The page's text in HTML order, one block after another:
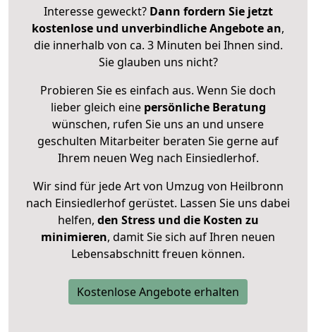
Interesse geweckt? Dann fordern Sie jetzt
kostenlose und unverbindliche Angebote an,
die innerhalb von ca. 3 Minuten bei Ihnen sind.
Sie glauben uns nicht?
Probieren Sie es einfach aus. Wenn Sie doch
lieber gleich eine persönliche Beratung
wünschen, rufen Sie uns an und unsere
geschulten Mitarbeiter beraten Sie gerne auf
Ihrem neuen Weg nach Einsiedlerhof.
Wir sind für jede Art von Umzug von Heilbronn
nach Einsiedlerhof gerüstet. Lassen Sie uns dabei
helfen, den Stress und die Kosten zu
minimieren, damit Sie sich auf Ihren neuen
Lebensabschnitt freuen können.
Kostenlose Angebote erhalten